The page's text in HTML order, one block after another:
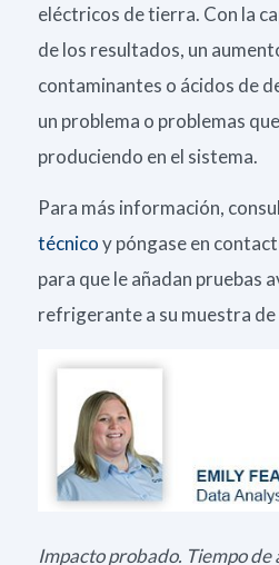
eléctricos de tierra. Con la
de los resultados, un
contaminantes o ácidos de
un problema o problemas
produciendo en el sistema.
Para más información,
técnicoy póngase en
para que le añadan pruebas
refrigerante a su muestra
Impacto probado. Tiempo